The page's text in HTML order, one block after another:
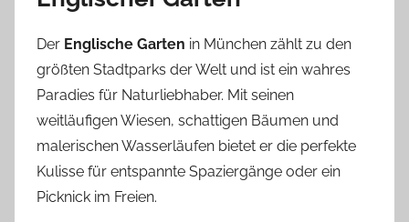
Der Englische Garten in München zählt zu den
größten Stadtparks der Welt und ist ein wahres
Paradies für Naturliebhaber. Mit seinen
weitläufigen Wiesen, schattigen Bäumen und
malerischen Wasserläufen bietet er die perfekte
Kulisse für entspannte Spaziergänge oder ein
Picknick im Freien.